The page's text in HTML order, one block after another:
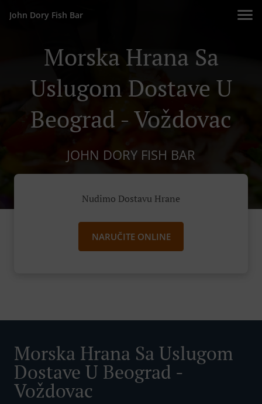
John Dory Fish Bar
Morska Hrana Sa
Uslugom Dostave U
Beograd - Voždovac
JOHN DORY FISH BAR
Nudimo Dostavu Hrane
NARUČITE ONLINE
Morska Hrana Sa Uslugom
Dostave U Beograd -
Voždovac